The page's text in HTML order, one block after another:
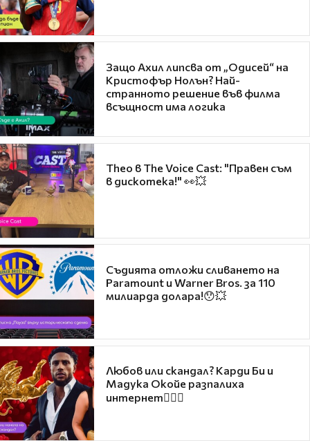
Защо Ахил липсва от „Одисей“ на
Кристофър Нолън? Най-
странното решение във филма
всъщност има логика
Theo в The Voice Cast: "Правен съм
в дискотека!" 👀💥
Съдията отложи сливането на
Paramount и Warner Bros. за 110
милиарда долара!😯💥
Любов или скандал? Карди Би и
Мадука Окойе разпалиха
интернет❤️‍🔥🔥